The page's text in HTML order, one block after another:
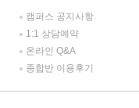
캠퍼스 공지사항
1:1 상담예약
온라인 Q&A
종합반 이용후기